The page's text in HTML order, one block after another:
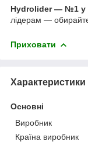
Hydrolider — №1 у
лідерам —
Приховати
Характеристики
Основні
Виробник
Країна виробник